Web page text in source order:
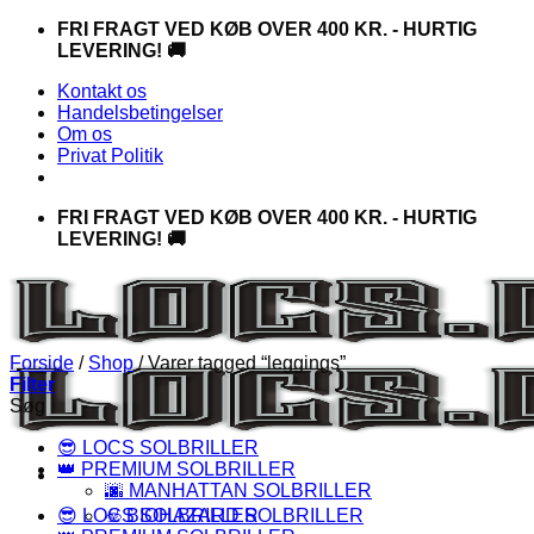
FortsætFRI FRAGT VED KØB OVER 400 KR. - HURTIG
LEVERING! 🚚
Kontakt os
Handelsbetingelser
Om os
Privat Politik
FRI FRAGT VED KØB OVER 400 KR. - HURTIG
LEVERING! 🚚
😎 LOCS SOLBRILLER
Forside / Shop /Varer tagged “leggings”
Filter
Søg
😎 LOCS SOLBRILLER
👑 PREMIUM SOLBRILLER
🌆 MANHATTAN SOLBRILLER
☣️ BIOHAZARD SOLBRILLER